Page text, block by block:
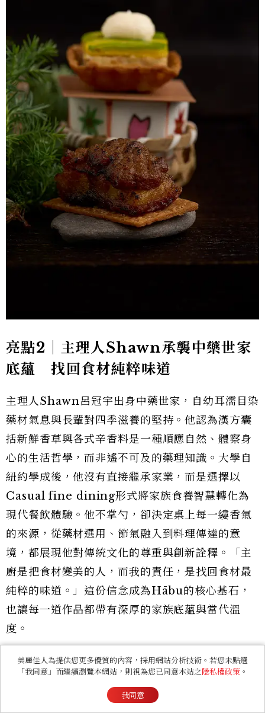
亮點2｜主理人Shawn承襲中藥世家
底蘊 找回食材純粹味道
主理人Shawn呂冠宇出身中藥世家，自幼耳濡目染
藥材氣息與長輩對四季滋養的堅持。他認為漢方囊
括新鮮香草與各式辛香料是一種順應自然、體察身
心的生活哲學，而非遙不可及的藥理知識。大學自
紐約學成後，他沒有直接繼承家業，而是選擇以
Casual fine dining形式將家族食養智慧轉化為
現代餐飲體驗。他不掌勺，卻決定桌上每一縷香氣
的來源，從藥材選用、節氣融入到料理傳達的意
境，都展現他對傳統文化的尊重與創新詮釋。「主
廚是把食材變美的人，而我的責任，是找回食材最
純粹的味道。」這份信念成為Hābu的核心基石，
也讓每一道作品都帶有深厚的家族底蘊與當代溫
度。
美麗佳人為提供您更多優質的內容，採用網站分析技術。若您未點選
「我同意」而繼續瀏覽本網站，則視為您已同意本站之隱私權政策 。
我同意